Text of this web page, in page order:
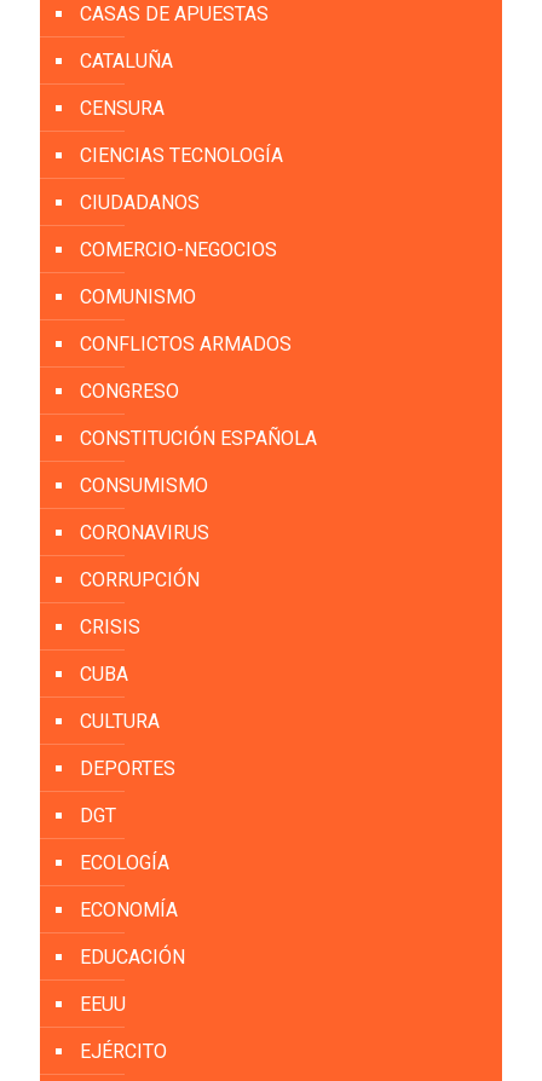
CASAS DE APUESTAS
CATALUÑA
CENSURA
CIENCIAS TECNOLOGÍA
CIUDADANOS
COMERCIO-NEGOCIOS
COMUNISMO
CONFLICTOS ARMADOS
CONGRESO
CONSTITUCIÓN ESPAÑOLA
CONSUMISMO
CORONAVIRUS
CORRUPCIÓN
CRISIS
CUBA
CULTURA
DEPORTES
DGT
ECOLOGÍA
ECONOMÍA
EDUCACIÓN
EEUU
EJÉRCITO